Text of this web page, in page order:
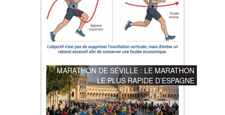
MARATHON DE SÉVILLE : LE MARATHON
LE PLUS RAPIDE D’ESPAGNE